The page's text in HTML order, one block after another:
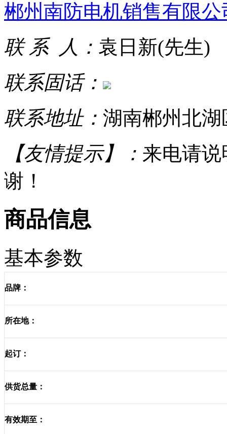
郴州南防电机销售有限公
联 系 人： 袁日新(先生)
联系固话：
联系地址： 湖南郴州北湖
【友情提示】： 来电请
谢！
商品信息
基本参数
品牌：
所在地：
起订：
供货总量：
有效期至：